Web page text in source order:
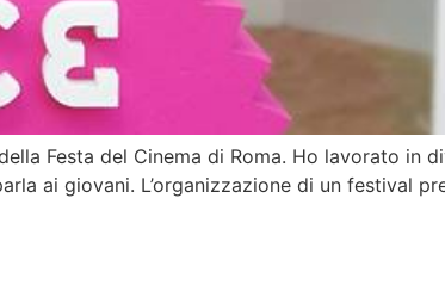
Festa del Cinema di Roma. Ho lavorato in
ai giovani. L’organizzazione di un festival